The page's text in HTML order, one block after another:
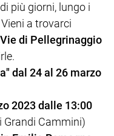
più giorni, lungo i
a trovarci
di Pellegrinaggio
dal 24 al 26 marzo
2023 dalle 13:00
Grandi Cammini)